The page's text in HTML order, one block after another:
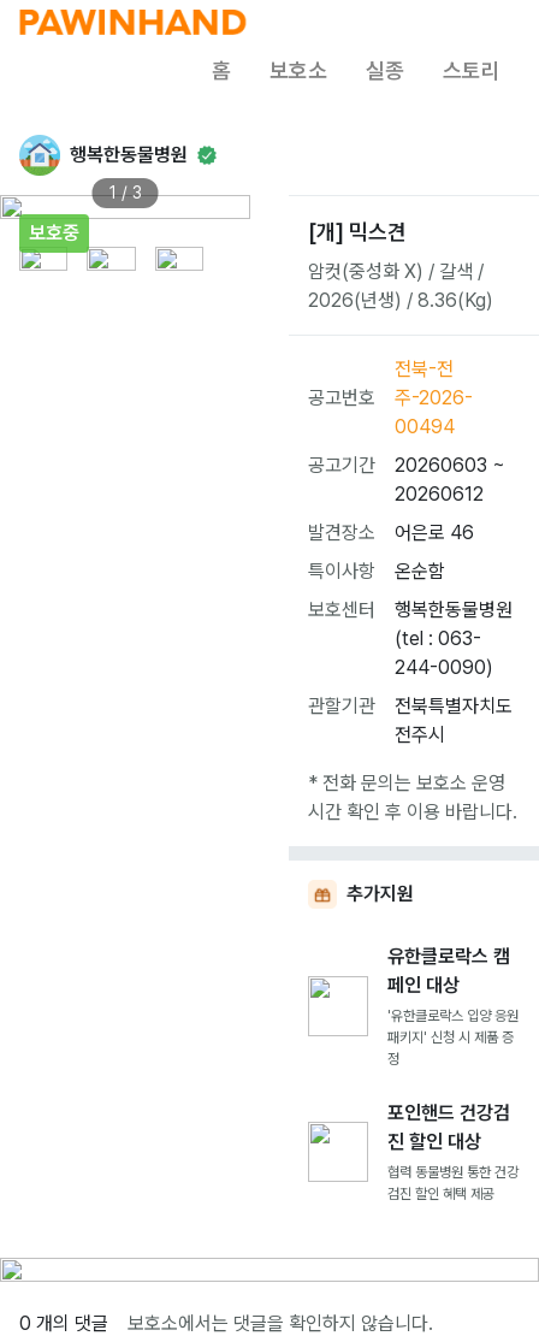
홈 보호소 실종 스토리
행복한동물병원
보호중
1 / 3
[개] 믹스견
암컷(중성화 X) / 갈색 /
2026(년생) / 8.36(Kg)
공고번호
전북-전
주-2026-
00494
공고기간
20260603 ~
20260612
발견장소
어은로 46
특이사항
온순함
보호센터
행복한동물병원
(tel : 063-
244-0090)
관할기관
전북특별자치도
전주시
* 전화 문의는 보호소 운영
시간 확인 후 이용 바랍니다.
추가지원
유한클로락스 캠
페인 대상
'유한클로락스 입양 응원
패키지' 신청 시 제품 증
정
포인핸드 건강검
진 할인 대상
협력 동물병원 통한 건강
검진 할인 혜택 제공
0 개의 댓글 보호소에서는 댓글을 확인하지 않습니다.